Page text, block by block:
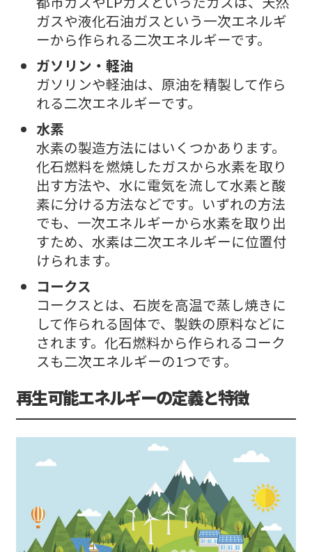
ガスや液化石油ガスという一次エネルギ
ーから作られる二次エネルギーです。
ガソリン・軽油
ガソリンや軽油は、原油を精製して作ら
れる二次エネルギーです。
水素
水素の製造方法にはいくつかあります。
化石燃料を燃焼したガスから水素を取り
出す方法や、水に電気を流して水素と酸
素に分ける方法などです。いずれの方法
でも、一次エネルギーから水素を取り出
すため、水素は二次エネルギーに位置付
けられます。
コークス
コークスとは、石炭を高温で蒸し焼きに
して作られる固体で、製鉄の原料などに
されます。化石燃料から作られるコーク
スも二次エネルギーの1つです。
再生可能エネルギーの定義と特徴